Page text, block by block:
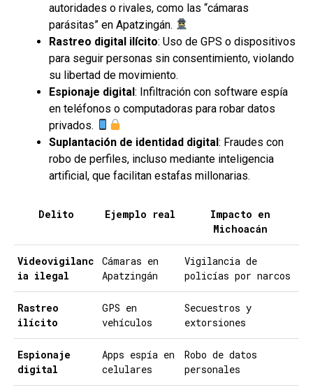
autoridades o rivales, como las “cámaras
parásitas” en Apatzingán.
Rastreo digital ilícito: Uso de GPS o dispositivos
para seguir personas sin consentimiento, violando
su libertad de movimiento.
Espionaje digital: Infiltración con software espía
en teléfonos o computadoras para robar datos
privados.
Suplantación de identidad digital: Fraudes con
robo de perfiles, incluso mediante inteligencia
artificial, que facilitan estafas millonarias.
Delito Ejemplo real
Impacto en
Michoacán
Videovigilanc
ia ilegal
Cámaras en
Apatzingán
Vigilancia de
policías por narcos
Rastreo
ilícito
GPS en
vehículos
Secuestros y
extorsiones
Espionaje
digital
Apps espía en
celulares
Robo de datos
personales